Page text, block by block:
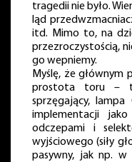
tragedii nie było.
ląd
itd. Mimo to, na
przezroczystością,
go wepniemy.
Myślę, że
prostota toru –
sprzęgający,
implementacji
odczepami i
wyjściowego (siły
pasywny, jak np. w